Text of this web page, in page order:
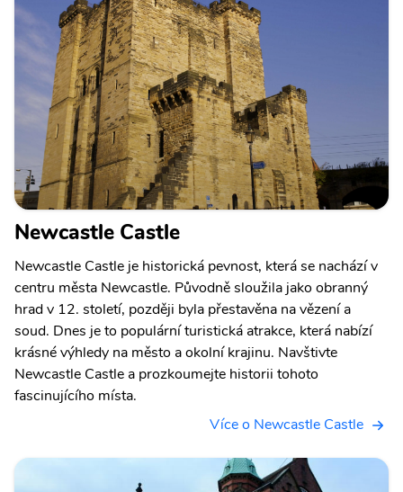
Newcastle Castle
Newcastle Castle je historická pevnost, která se nachází v
centru města Newcastle. Původně sloužila jako obranný
hrad v 12. století, později byla přestavěna na vězení a
soud. Dnes je to populární turistická atrakce, která nabízí
krásné výhledy na město a okolní krajinu. Navštivte
Newcastle Castle a prozkoumejte historii tohoto
fascinujícího místa.
Více o Newcastle Castle